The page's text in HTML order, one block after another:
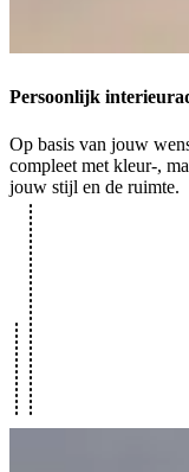
Persoonlijk
Op basis van jouw
compleet met kleur-,
jouw stijl en de ruimte.